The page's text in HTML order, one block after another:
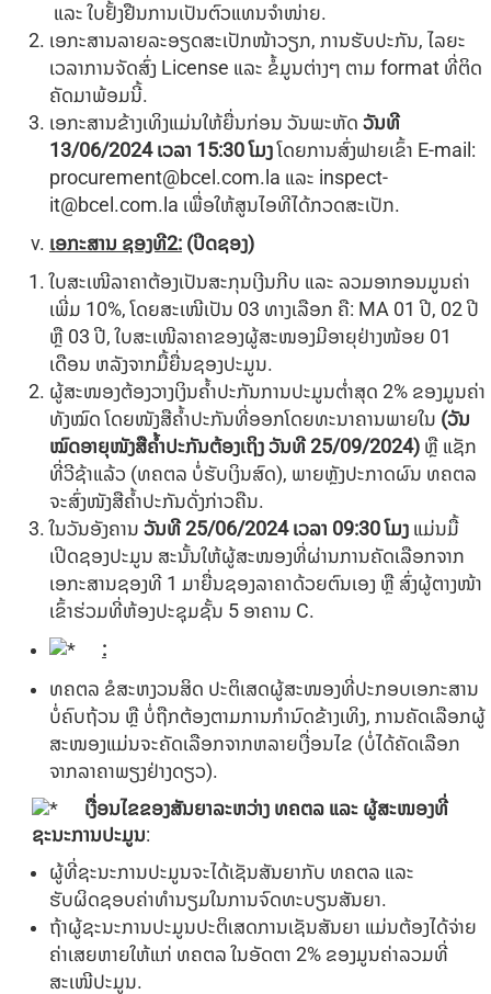
ແລະ ໃບຢັ້ງຢືນການເປັນຕົວແທນຈໍາໜ່າຍ.
ເອກະສານລາຍລະອຽດສະເປັກໜ້າວຽກ, ການຮັບປະກັນ, ໄລຍະ
ເວລາການຈັດສົ່ງ License ແລະ ຂໍ້ມູນຕ່າງໆ ຕາມ format ທີ່ຕິດ
ຄັດມາພ້ອມນີ້.
ເອກະສານຂ້າງເທິງແມ່ນໃຫ້ຍື່ນກ່ອນ ວັນພະຫັດ ວັນທີ
1 3/06/2024 ເວລາ 15:30 ໂມງໂດຍການສົ່ງຟາຍເຂົ້າ E-mail:
procurement@bcel.com.la ແລະ inspect-
it@bcel.com.la ເພື່ອໃຫ້ສູນໄອທີໄດ້ກວດສະເປັກ.
ເອກະສານ ຊອງທີ2: (ປິດຊອງ)
ໃບສະເໜີລາຄາຕ້ອງເປັນສະກຸນເງີນກີບ ແລະ ລວມອາກອນມູນຄ່າ
ເພີ່ມ 10%, ໂດຍສະເໜີເປັນ 03 ທາງເລືອກ ຄື: MA 01 ປີ, 02 ປີ
ຫຼື 03 ປີ, ໃບສະເໜີລາຄາຂອງຜູ້ສະໜອງມີອາຍຸຢ່າງໜ້ອຍ 01
ເດືອນ ຫລັງຈາກມື້ຍື່ນຊອງປະມູນ.
ຜູ້ສະໜອງຕ້ອງວາງເງິນຄໍ້າປະກັນການປະມູນຕໍ່າສຸດ 2% ຂອງມູນຄ່າ
ທັງໝົດ ໂດຍໜັງສືຄໍ້າປະກັນທີ່ອອກໂດຍທະນາຄານພາຍໃນ (ວັນ
ໝົດອາຍຸໜັງສືຄໍ້າປະກັນຕ້ອງເຖິງ ວັນທີ 25/09/2024) ຫຼື ແຊັກ
ທີ່ວີຊ້າແລ້ວ (ທຄຕລ ບໍ່ຮັບເງິນສົດ), ພາຍຫຼັງປະກາດຜົນ ທຄຕລ
ຈະສົ່ງໜັງສືຄໍ້າປະກັນດັ່ງກ່າວຄືນ.
ໃນວັນອັງຄານ ວັນທີ 25/06/2024 ເວລາ 09:30ໂມງ ແມ່ນມື້
ເປີດຊອງປະມູນ ສະນັ້ນໃຫ້ຜູ້ສະໜອງທີ່ຜ່ານການຄັດເລືອກຈາກ
ເອກະສານຊອງທີ 1 ມາຍື່ນຊອງລາຄາດ້ວຍຕົນເອງ ຫຼື ສົ່ງຜູ້ຕາງໜ້າ
ເຂົ້າຮ່ວມທີ່ຫ້ອງປະຊຸມຊັ້ນ 5 ອາຄານ C.
:
ທຄຕລ ຂໍສະຫງວນສິດ ປະຕິເສດຜູ້ສະໜອງທີ່ປະກອບເອກະສານ
ບໍ່ຄົບຖ້ວນ ຫຼື ບໍ່ຖືກຕ້ອງຕາມການກຳນົດຂ້າງເທິງ, ການຄັດເລືອກຜູ້
ສະໜອງແມ່ນຈະຄັດເລືອກຈາກຫລາຍເງື່ອນໄຂ (ບໍ່ໄດ້ຄັດເລືອກ
ຈາກລາຄາພຽງຢ່າງດຽວ).
ເງື່ອນໄຂຂອງສັນຍາລະຫວ່າງ ທຄຕລ ແລະ ຜູ້ສະໜອງທີ່
ຊະນະການປະມູນ:
ຜູ້ທີ່ຊະນະການປະມູນຈະໄດ້ເຊັນສັນຍາກັບ ທຄຕລ ແລະ
ຮັບຜິດຊອບຄ່າທຳນຽມໃນການຈົດທະບຽນສັນຍາ.
ຖ້າຜູ້ຊະນະການປະມູນປະຕິເສດການເຊັນສັນຍາ ແມ່ນຕ້ອງໄດ້ຈ່າຍ
ຄ່າເສຍຫາຍໃຫ້ແກ່ ທຄຕລ ໃນອັດຕາ 2% ຂອງມູນຄ່າລວມທີ່
ສະເໜີປະມູນ.